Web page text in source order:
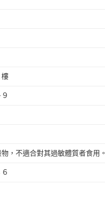
樓
，不適合對其過敏體質者食用。